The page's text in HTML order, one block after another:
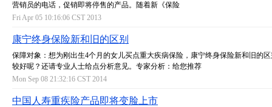
营销员的电话，促销即将停售的产品。随着新《保险
Fri Apr 05 10:16:06 CST 2013
康宁终身保险新和旧的区别
保障对象：想为刚出生4个月的女儿买点重大疾病保险，康宁终身保险新和旧的
较好呢？还请专业人士给点分析意见。专家分析：给您推荐
Mon Sep 08 21:32:16 CST 2014
中国人寿重疾险产品即将变脸上市